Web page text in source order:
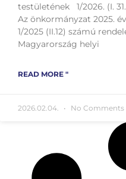
testületének 1/2026. (I.
Az önkormányzat 2025.
1/2025 (II.12) számú
Magyarország helyi
READ MORE "
2026.02.04. No Comments